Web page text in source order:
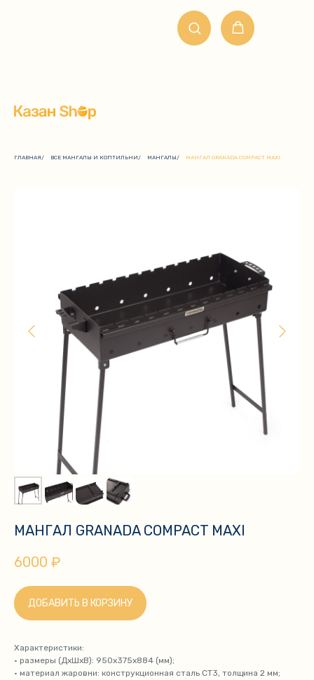
ГЛАВНАЯ/ ВСЕ МАНГАЛЫ И КОПТИЛЬНИ/ МАНГАЛЫ/ МАНГАЛ GRANADA COMPACT MAXI
МАНГАЛ GRANADA COMPACT MAXI
6000 ₽
ДОБАВИТЬ В КОРЗИНУ
Характеристики:
• размеры (ДхШхВ): 950х375х884 (мм);
• материал жаровни: конструкционная сталь СТ3, толщина 2 мм;